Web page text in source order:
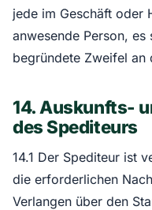
jede im Geschäft oder
anwesende Person, es
begründete Zweifel an
14. Auskunfts-
des Spediteurs
14.1 Der Spediteur ist
die erforderlichen
Verlangen über den